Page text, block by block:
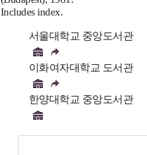
Includes index.
서울대학교 중앙도서관
이화여자대학교 도서관
한양대학교 중앙도서관